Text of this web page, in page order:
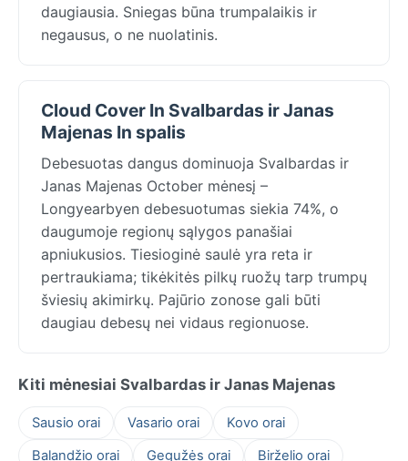
daugiausia. Sniegas būna trumpalaikis ir
negausus, o ne nuolatinis.
Cloud Cover In Svalbardas ir Janas
Majenas In spalis
Debesuotas dangus dominuoja Svalbardas ir
Janas Majenas October mėnesį –
Longyearbyen debesuotumas siekia 74%, o
daugumoje regionų sąlygos panašiai
apniukusios. Tiesioginė saulė yra reta ir
pertraukiama; tikėkitės pilkų ruožų tarp trumpų
šviesių akimirkų. Pajūrio zonose gali būti
daugiau debesų nei vidaus regionuose.
Kiti mėnesiai Svalbardas ir Janas Majenas
Sausio orai Vasario orai
Kovo orai
Balandžio orai
Gegužės orai Birželio orai